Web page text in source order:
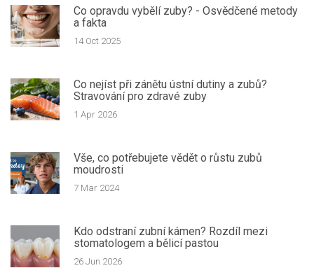
Co opravdu vybělí zuby? - Osvědčené metody
a fakta
14 Oct 2025
Co nejíst při zánětu ústní dutiny a zubů?
Stravování pro zdravé zuby
1 Apr 2026
Vše, co potřebujete vědět o růstu zubů
moudrosti
7 Mar 2024
Kdo odstraní zubní kámen? Rozdíl mezi
stomatologem a bělicí pastou
26 Jun 2026